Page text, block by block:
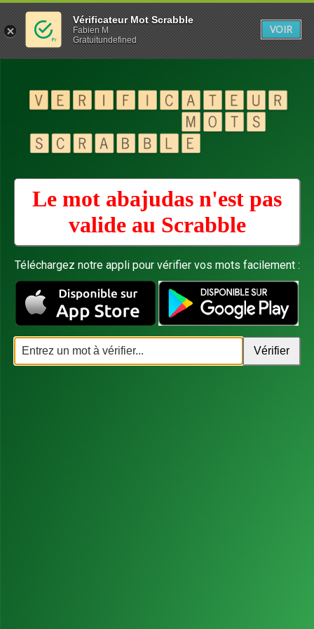
Le mot abajudas n'est pas
valide au Scrabble
Téléchargez notre appli pour vérifier vos mots facilement :
Vérificateur Mot Scrabble
Fabien M
Gratuitundefined
VOIR